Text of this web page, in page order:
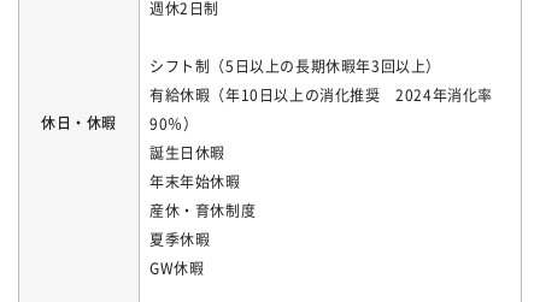
休日・休暇
週休2日制
シフト制（5日以上の長期休暇年3回以上）
有給休暇（年10日以上の消化推奨 2024年消化率
90％）
誕生日休暇
年末年始休暇
産休・育休制度
夏季休暇
GW休暇